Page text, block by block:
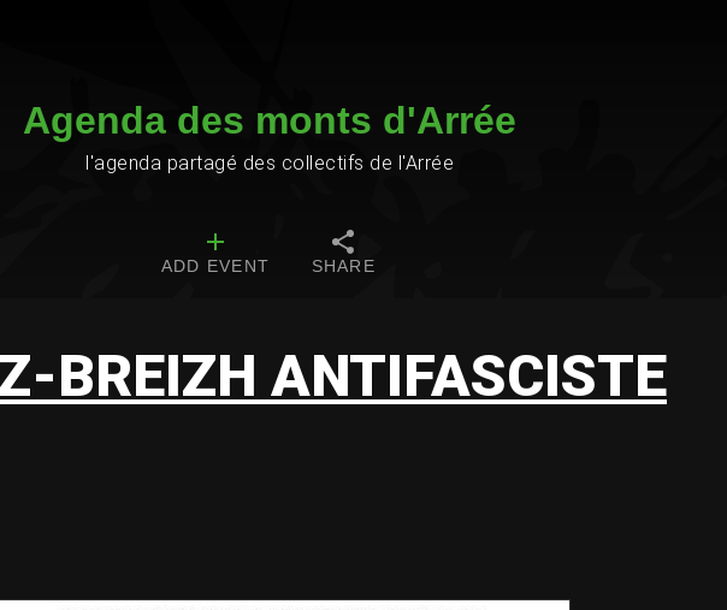
Agenda des monts d'Arrée
l'agenda partagé des collectifs de l'Arrée
ADD EVENT SHARE
BREIZH ANTIFASCISTE